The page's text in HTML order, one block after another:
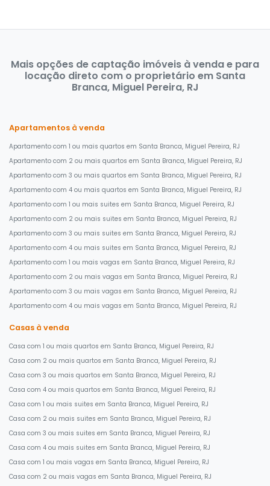
Mais opções de captação imóveis à venda e para
locação direto com o proprietário em Santa
Branca, Miguel Pereira, RJ
Apartamentos à venda
Apartamento com 1 ou mais quartos em Santa Branca, Miguel Pereira, RJ
Apartamento com 2 ou mais quartos em Santa Branca, Miguel Pereira, RJ
Apartamento com 3 ou mais quartos em Santa Branca, Miguel Pereira, RJ
Apartamento com 4 ou mais quartos em Santa Branca, Miguel Pereira, RJ
Apartamento com 1 ou mais suites em Santa Branca, Miguel Pereira, RJ
Apartamento com 2 ou mais suites em Santa Branca, Miguel Pereira, RJ
Apartamento com 3 ou mais suites em Santa Branca, Miguel Pereira, RJ
Apartamento com 4 ou mais suites em Santa Branca, Miguel Pereira, RJ
Apartamento com 1 ou mais vagas em Santa Branca, Miguel Pereira, RJ
Apartamento com 2 ou mais vagas em Santa Branca, Miguel Pereira, RJ
Apartamento com 3 ou mais vagas em Santa Branca, Miguel Pereira, RJ
Apartamento com 4 ou mais vagas em Santa Branca, Miguel Pereira, RJ
Casas à venda
Casa com 1 ou mais quartos em Santa Branca, Miguel Pereira, RJ
Casa com 2 ou mais quartos em Santa Branca, Miguel Pereira, RJ
Casa com 3 ou mais quartos em Santa Branca, Miguel Pereira, RJ
Casa com 4 ou mais quartos em Santa Branca, Miguel Pereira, RJ
Casa com 1 ou mais suites em Santa Branca, Miguel Pereira, RJ
Casa com 2 ou mais suites em Santa Branca, Miguel Pereira, RJ
Casa com 3 ou mais suites em Santa Branca, Miguel Pereira, RJ
Casa com 4 ou mais suites em Santa Branca, Miguel Pereira, RJ
Casa com 1 ou mais vagas em Santa Branca, Miguel Pereira, RJ
Casa com 2 ou mais vagas em Santa Branca, Miguel Pereira, RJ